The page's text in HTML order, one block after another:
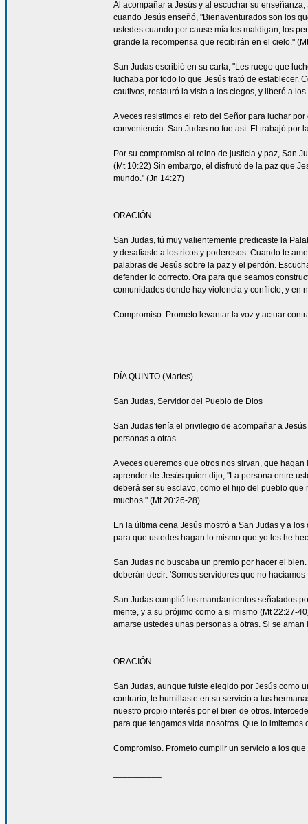
Al acompañar a Jesús y al escuchar su
cuando Jesús enseñó, "Bienaventurados son los
ustedes cuando por cause mía los maldigan, los
grande la recompensa que recibirán en el cielo."
San Judas escribió en su carta, "Les ruego que
luchaba por todo lo que Jesús trató de establecer.
cautivos, restauró la vista a los ciegos, y liberó a
A veces resistimos el reto del Señor para luchar
conveniencia. San Judas no fue así. El trabajó por
Por su compromiso al reino de justicia y paz, San
(Mt 10:22) Sin embargo, él disfrutó de la paz que
mundo." (Jn 14:27)
ORACIÓN
San Judas, tú muy valientemente predicaste la
y desafiaste a los ricos y poderosos. Cuando te
palabras de Jesús sobre la paz y el perdón.
defender lo correcto. Ora para que seamos
comunidades donde hay violencia y conflicto, y en
Compromiso. Prometo levantar la voz y actuar
DÍA QUINTO (Martes)
San Judas, Servidor del Pueblo de Dios
San Judas tenía el privilegio de acompañar a
personas a otras.
A veces queremos que otros nos sirvan, que
aprender de Jesús quien dijo, "La persona entre
deberá ser su esclavo, como el hijo del pueblo
muchos." (Mt 20:26-28)
En la última cena Jesús mostró a San Judas y a
para que ustedes hagan lo mismo que yo les he
San Judas no buscaba un premio por hacer el
deberán decir: 'Somos servidores que no
San Judas cumplió los mandamientos señalados
mente, y a su prójimo como a si mismo (Mt 22:27-
amarse ustedes unas personas a otras. Si se
ORACIÓN
San Judas, aunque fuiste elegido por Jesús como
contrario, te humillaste en su servicio a tus
nuestro propio interés por el bien de otros.
para que tengamos vida nosotros. Que lo
Compromiso. Prometo cumplir un servicio a los